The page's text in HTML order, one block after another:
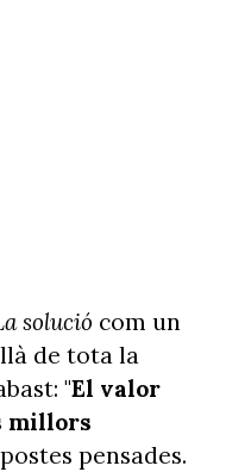
solució com un
de tota la
"El valor
millors
pensades.